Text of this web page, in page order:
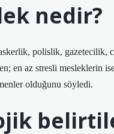
nedir?
polislik, gazetecilik,
az stresli mesleklerin
olduğunu söyledi.